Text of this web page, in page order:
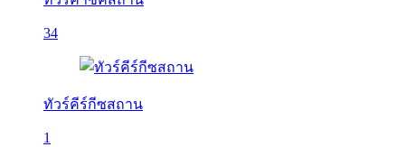
34
ทัวร์คีร์กีซสถาน
1